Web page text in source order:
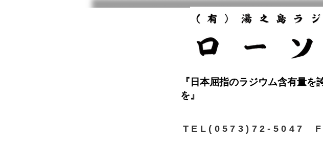
『日本屈指のラジウム含有量
を』
​TEL(0573)72-5047